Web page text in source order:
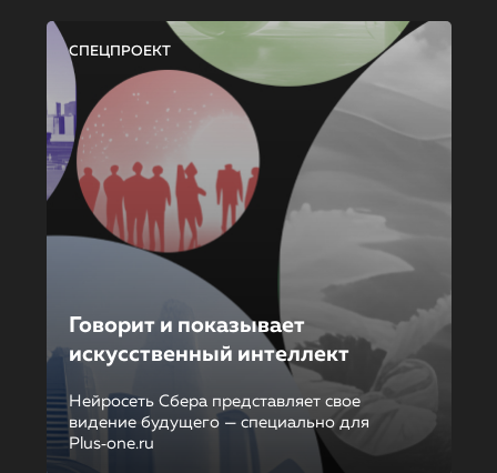
СПЕЦПРОЕКТ
Говорит и показывает
искусственный интеллект
Нейросеть Сбера представляет свое
видение будущего — специально для
Plus‑one.ru